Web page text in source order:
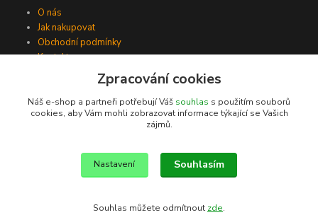
O nás
Jak nakupovat
Obchodní podmínky
Kontakty
Zpracování cookies
Náš e-shop a partneři potřebují Váš souhlas s použitím souborů
cookies, aby Vám mohli zobrazovat informace týkající se Vašich
zájmů.
Nastavení Souhlasím
Souhlas můžete odmítnout zde.